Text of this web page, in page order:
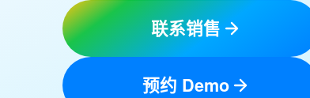
联系销售
预约 Demo